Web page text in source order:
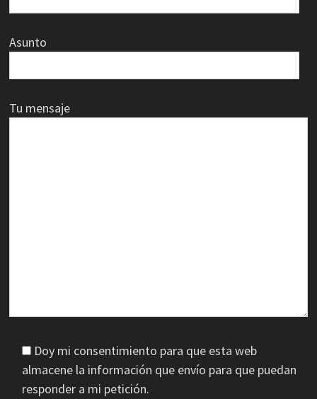
Asunto
Tu mensaje
Doy mi consentimiento para que esta web
almacene la información que envío para que puedan
responder a mi petición.